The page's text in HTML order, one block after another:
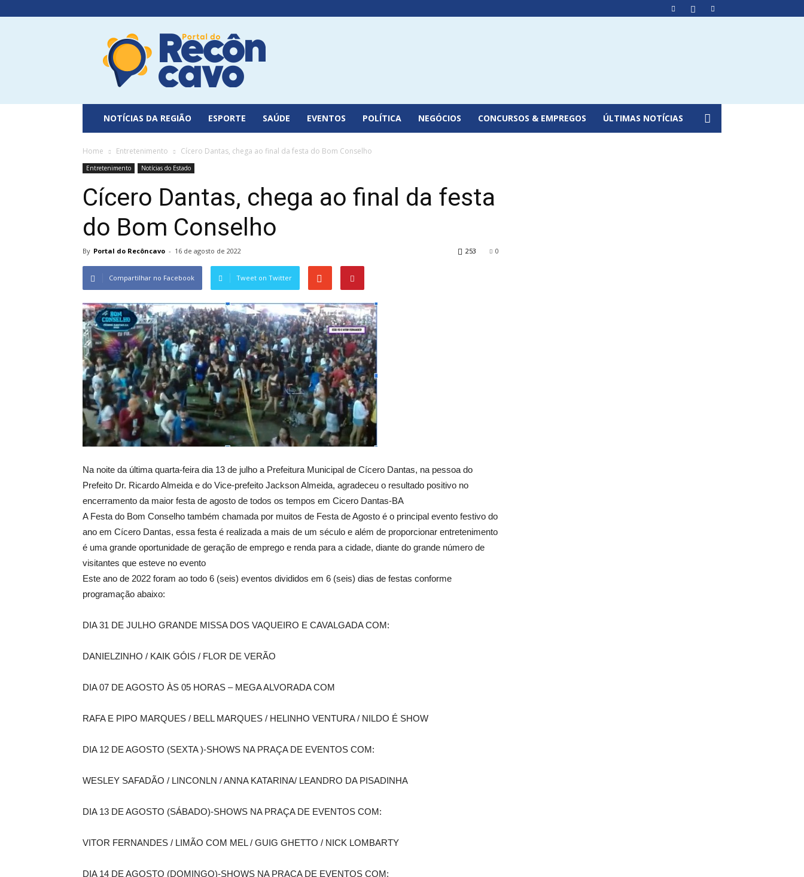
Portal
do
Recôncavo
NOTÍCIAS DA REGIÃO ESPORTE SAÚDE EVENTOS POLÍTICA NEGÓCIOS CONCURSOS & EMPREGOS ÚLTIMAS NOTÍCIAS
Home Entretenimento Cícero Dantas, chega ao final da festa do Bom Conselho
Entretenimento Notícias do Estado
Cícero Dantas, chega ao final da festa
do Bom Conselho
By Portal do Recôncavo - 16 de agosto de 2022 0
253
Compartilhar no Facebook Tweet on Twitter
Na noite da última quarta-feira dia 13 de julho a Prefeitura Municipal de Cícero Dantas, na pessoa do
Prefeito Dr. Ricardo Almeida e do Vice-prefeito Jackson Almeida, agradeceu o resultado positivo no
encerramento da maior festa de agosto de todos os tempos em Cicero Dantas-BA
A Festa do Bom Conselho também chamada por muitos de Festa de Agosto é o principal evento festivo do
ano em Cícero Dantas, essa festa é realizada a mais de um século e além de proporcionar entretenimento
é uma grande oportunidade de geração de emprego e renda para a cidade, diante do grande número de
visitantes que esteve no evento
Este ano de 2022 foram ao todo 6 (seis) eventos divididos em 6 (seis) dias de festas conforme
programação abaixo:
DIA 31 DE JULHO GRANDE MISSA DOS VAQUEIRO E CAVALGADA COM:
DANIELZINHO / KAIK GÓIS / FLOR DE VERÃO
DIA 07 DE AGOSTO ÀS 05 HORAS – MEGA ALVORADA COM
RAFA E PIPO MARQUES / BELL MARQUES / HELINHO VENTURA / NILDO É SHOW
DIA 12 DE AGOSTO (SEXTA )-SHOWS NA PRAÇA DE EVENTOS COM:
WESLEY SAFADÃO / LINCONLN / ANNA KATARINA/ LEANDRO DA PISADINHA
DIA 13 DE AGOSTO (SÁBADO)-SHOWS NA PRAÇA DE EVENTOS COM:
VITOR FERNANDES / LIMÃO COM MEL / GUIG GHETTO / NICK LOMBARTY
DIA 14 DE AGOSTO (DOMINGO)-SHOWS NA PRAÇA DE EVENTOS COM: